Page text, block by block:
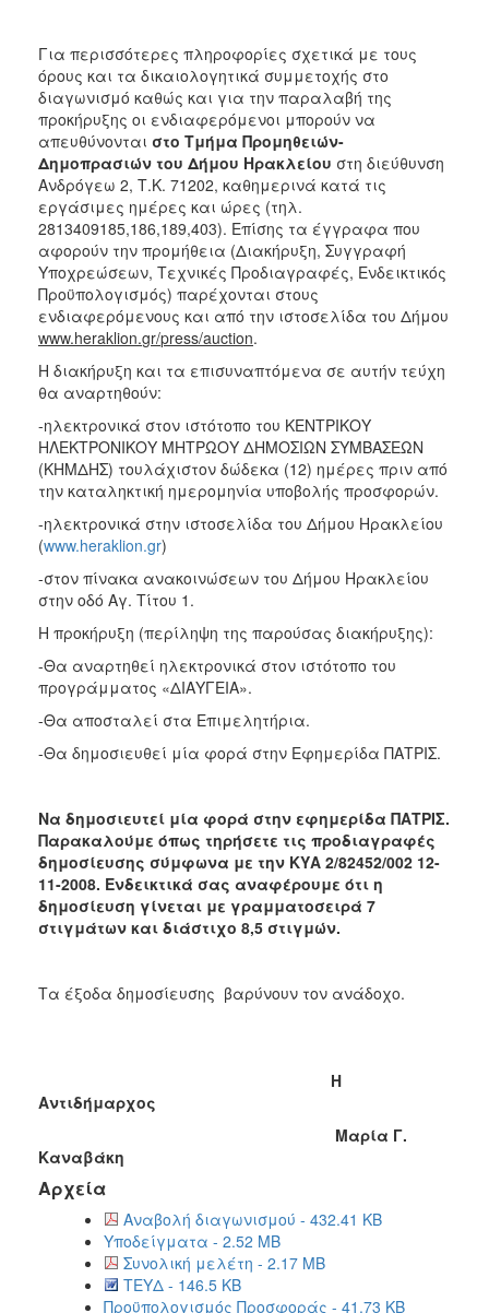
Για περισσότερες πληροφορίες σχετικά με τους
όρους και τα δικαιολογητικά συμμετοχής στο
διαγωνισμό καθώς και για την παραλαβή της
προκήρυξης οι ενδιαφερόμενοι μπορούν να
απευθύνονται στο Τμήμα Προμηθειών-
Δημοπρασιών του Δήμου Ηρακλείου στη διεύθυνση
Ανδρόγεω 2, Τ.Κ. 71202, καθημερινά κατά τις
εργάσιμες ημέρες και ώρες (τηλ.
2813409185,186,189,403). Επίσης τα έγγραφα που
αφορούν την προμήθεια (Διακήρυξη, Συγγραφή
Υποχρεώσεων, Τεχνικές Προδιαγραφές, Ενδεικτικός
Προϋπολογισμός) παρέχονται στους
ενδιαφερόμενους και από την ιστοσελίδα του Δήμου
www.heraklion.gr/press/auction.
Η διακήρυξη και τα επισυναπτόμενα σε αυτήν τεύχη
θα αναρτηθούν:
-ηλεκτρονικά στον ιστότοπο του ΚΕΝΤΡΙΚΟΥ
ΗΛΕΚΤΡΟΝΙΚΟΥ ΜΗΤΡΩΟΥ ΔΗΜΟΣΙΩΝ ΣΥΜΒΑΣΕΩΝ
(ΚΗΜΔΗΣ) τουλάχιστον δώδεκα (12) ημέρες πριν από
την καταληκτική ημερομηνία υποβολής προσφορών.
-ηλεκτρονικά στην ιστοσελίδα του Δήμου Ηρακλείου
(www.heraklion.gr)
-στον πίνακα ανακοινώσεων του Δήμου Ηρακλείου
στην οδό Αγ. Τίτου 1.
Η προκήρυξη (περίληψη της παρούσας διακήρυξης):
-Θα αναρτηθεί ηλεκτρονικά στον ιστότοπο του
προγράμματος «ΔΙΑΥΓΕΙΑ».
-Θα αποσταλεί στα Επιμελητήρια.
-Θα δημοσιευθεί μία φορά στην Εφημερίδα ΠΑΤΡΙΣ.
Να δημοσιευτεί μία φορά στην εφημερίδα ΠΑΤΡΙΣ.
Παρακαλούμε όπως τηρήσετε τις προδιαγραφές
δημοσίευσης σύμφωνα με την ΚΥΑ 2/82452/002 12-
11-2008. Ενδεικτικά σας αναφέρουμε ότι η
δημοσίευση γίνεται με γραμματοσειρά 7
στιγμάτων και διάστιχο 8,5 στιγμών.
Τα έξοδα δημοσίευσης βαρύνουν τον ανάδοχο.
Η
Αντιδήμαρχος
Μαρία Γ.
Καναβάκη
Αρχεία
Αναβολή διαγωνισμού - 432.41 KB
Υποδείγματα - 2.52 MB
Συνολική μελέτη - 2.17 MB
ΤΕΥΔ - 146.5 KB
Προϋπολογισμός Προσφοράς - 41.73 KB